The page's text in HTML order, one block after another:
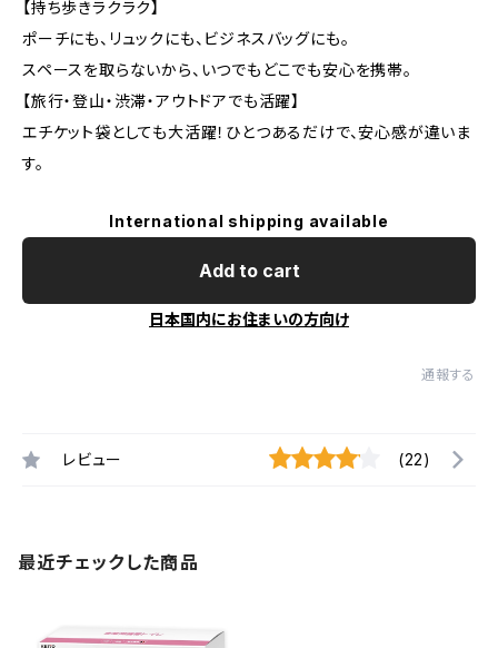
【持ち歩きラクラク】
ポーチにも、リュックにも、ビジネスバッグにも。
スペースを取らないから、いつでもどこでも安心を携帯。
【旅行・登山・渋滞・アウトドアでも活躍】
エチケット袋としても大活躍！ひとつあるだけで、安心感が違いま
す。
International shipping available
Add to cart
日本国内にお住まいの方向け
通報する
レビュー (22)
最近チェックした商品